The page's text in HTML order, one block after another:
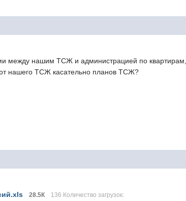
между нашим ТСЖ и администрацией по
нашего ТСЖ касательно планов ТСЖ?
28.5К 136 Количество загрузок: